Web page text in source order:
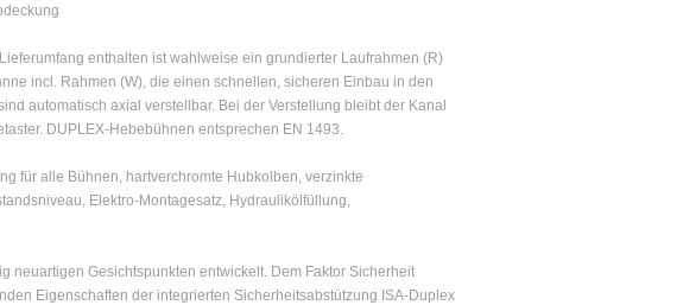
enthalten ist wahlweise ein grundierter Laufrahmen (R)
incl. Rahmen (W), die einen schnellen, sicheren Einbau in den
automatisch axial verstellbar. Bei der Verstellung bleibt der Kanal
DUPLEX-Hebebühnen entsprechen EN 1493.
für alle Bühnen, hartverchromte Hubkolben, verzinkte
Elektro-Montagesatz, Hydraulikölfüllung,
neuartigen Gesichtspunkten entwickelt. Dem Faktor Sicherheit
Eigenschaften der integrierten Sicherheitsabstützung ISA-Duplex